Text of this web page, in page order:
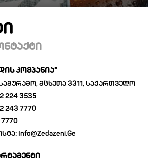
Კომპანია"
Მცხეთა 3311, Საქართველო
224 3535
243 7770
Info@zedazeni.ge